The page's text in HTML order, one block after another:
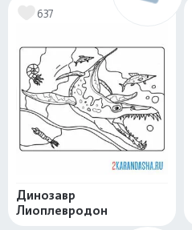
637
Динозавр
Лиоплевродон